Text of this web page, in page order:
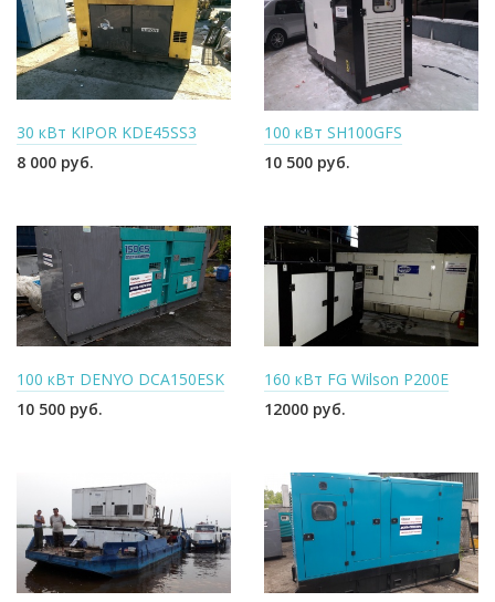
30 кВт KIPOR KDE45SS3
8 000 руб.
100 кВт SH100GFS
10 500 руб.
100 кВт DENYO DCA150ESK
10 500 руб.
160 кВт FG Wilson P200E
12000 руб.